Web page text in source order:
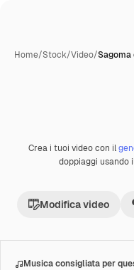
Home/Stock/Video/Sagoma
Premium
Crea i tuoi video con il
doppiaggi usando
Modifica video
Musica consigliata per